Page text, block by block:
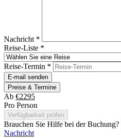
Nachricht *
Reise-Liste *
Reise-Termin *
E-mail senden
Preise & Termine
Ab €2295
Pro Person
Verfügbarkeit prüfen
Brauchen Sie Hilfe bei der Buchung?
Nachricht